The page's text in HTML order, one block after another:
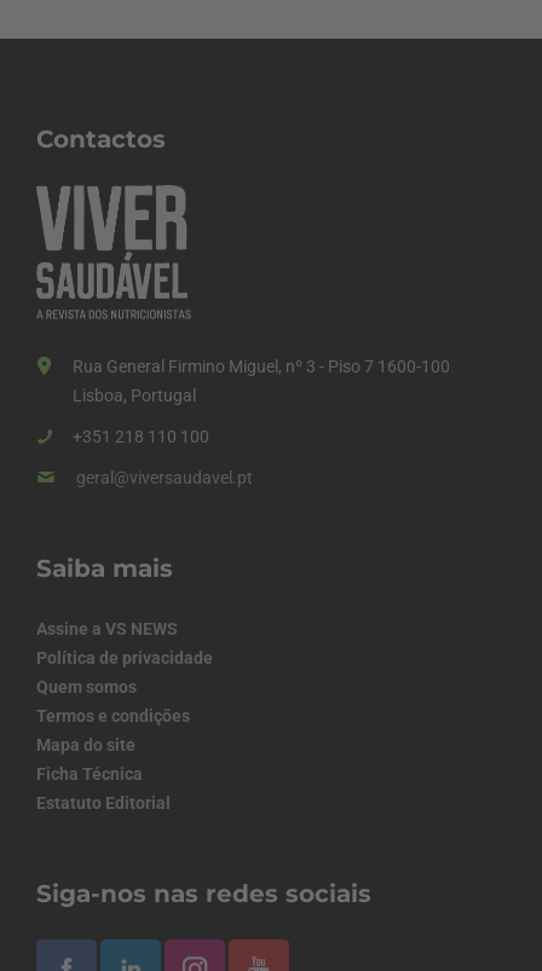
Contactos
Rua General Firmino Miguel, nº 3 - Piso 7 1600-100
Lisboa, Portugal
+351 218 110 100
geral@viversaudavel.pt
Saiba mais
Assine a VS NEWS
Política de privacidade
Quem somos
Termos e condições
Mapa do site
Ficha Técnica
Estatuto Editorial
Siga-nos nas redes sociais